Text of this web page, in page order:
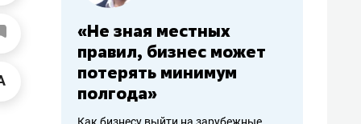
работа «Не зная местных
правил, бизнес может
потерять минимум
полгода»